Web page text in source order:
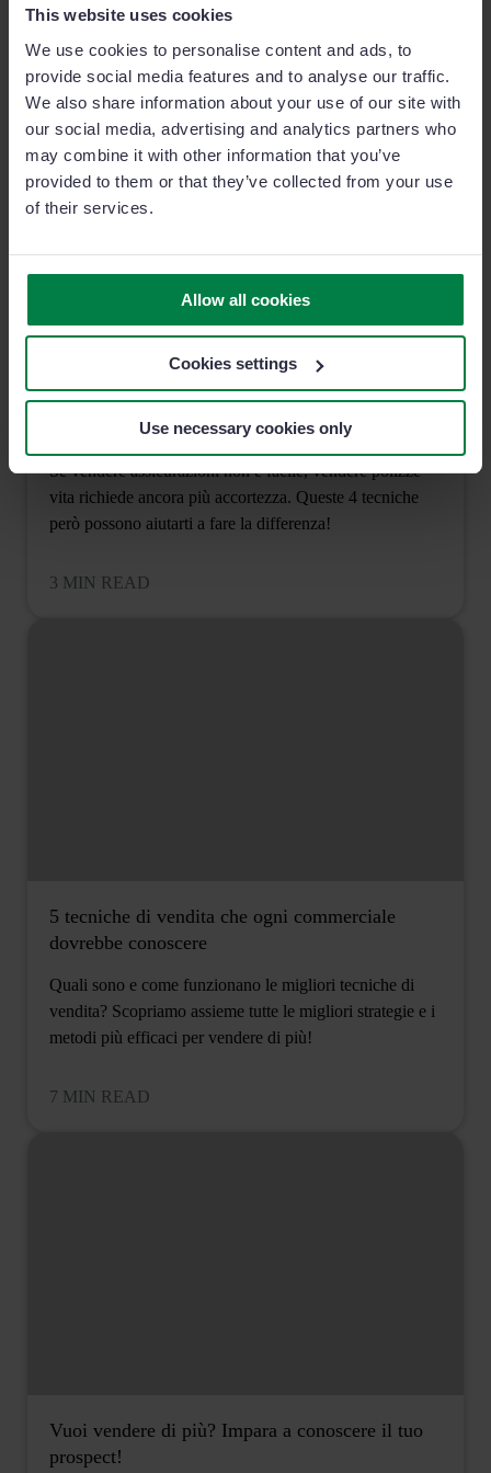
This website uses cookies
We use cookies to personalise content and ads, to
provide social media features and to analyse our traffic.
We also share information about your use of our site with
our social media, advertising and analytics partners who
may combine it with other information that you’ve
provided to them or that they’ve collected from your use
of their services.
Allow all cookies
Cookies settings
Use necessary cookies only
presentazione o il lancio di un prodotto, dei video
3 MIN READ
4 tecniche per vendere polizze vita ai tuoi clienti
Se vendere assicurazioni non è facile, vendere polizze
vita richiede ancora più accortezza. Queste 4 tecniche
però possono aiutarti a fare la differenza!
3 MIN READ
5 tecniche di vendita che ogni commerciale
dovrebbe conoscere
Quali sono e come funzionano le migliori tecniche di
vendita? Scopriamo assieme tutte le migliori strategie e i
metodi più efficaci per vendere di più!
7 MIN READ
Vuoi vendere di più? Impara a conoscere il tuo
prospect!